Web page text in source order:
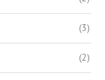
(3)
(2)